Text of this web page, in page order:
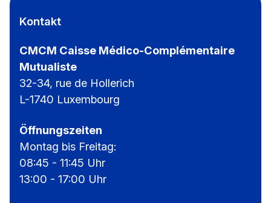
Kontakt
CMCM Caisse Médico-Complémentaire
Mutualiste
32-34, rue de Hollerich
L-1740 Luxembourg
Öffnungszeiten
Montag bis Freitag:
08:45 - 11:45 Uhr
13:00 - 17:00 Uhr